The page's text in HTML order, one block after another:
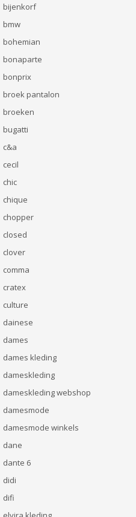
bijenkorf
bmw
bohemian
bonaparte
bonprix
broek pantalon
broeken
bugatti
c&a
cecil
chic
chique
chopper
closed
clover
comma
cratex
culture
dainese
dames
dames kleding
dameskleding
dameskleding webshop
damesmode
damesmode winkels
dane
dante 6
didi
difi